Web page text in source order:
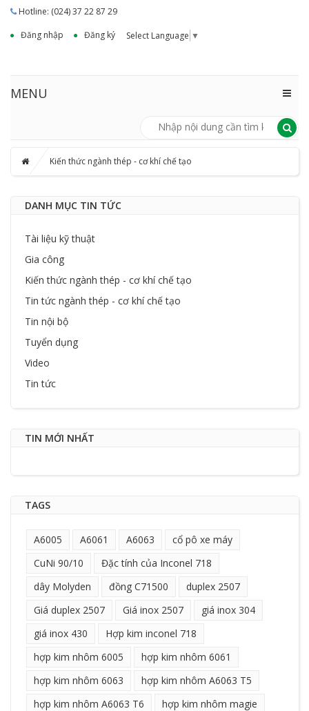
Hotline: (024) 37 22 87 29
Đăng nhập
Đăng ký Select Language ▼
MENU
Kiến thức ngành thép - cơ khí chế tạo
DANH MỤC TIN TỨC
Tài liệu kỹ thuật
Gia công
Kiến thức ngành thép - cơ khí chế tạo
Tin tức ngành thép - cơ khí chế tạo
Tin nội bộ
Tuyển dụng
Video
Tin tức
TIN MỚI NHẤT
TAGS
A6005 A6061 A6063
cổ pô xe máy
CuNi 90/10
Đặc tính của Inconel 718
dây Molyden
đồng C71500
duplex 2507
Giá duplex 2507
Giá inox 2507
giá inox 304
giá inox 430
Hợp kim inconel 718
hợp kim nhôm 6005
hợp kim nhôm 6061
hợp kim nhôm 6063
hợp kim nhôm A6063 T5
hợp kim nhôm A6063 T6
hợp kim nhôm magie